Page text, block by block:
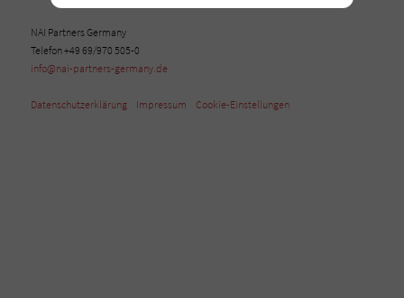
NAI Partners Germany
Telefon +49 69/970 505-0
info@nai-partners-germany.de
Datenschutzerklärung Impressum Cookie-Einstellungen